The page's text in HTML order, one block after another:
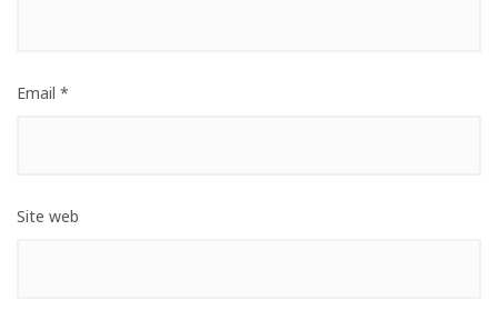
Email *
Site web